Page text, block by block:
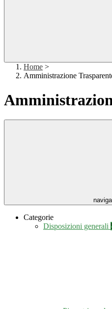
Home >
Amministrazione
Categorie
Disposizioni generali